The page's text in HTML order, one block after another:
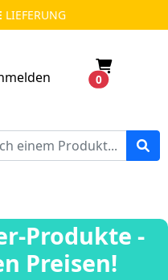
LIEFERUNG
0
Produkte -
Preisen!